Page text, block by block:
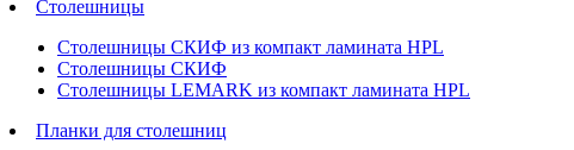
Столешницы
Столешницы СКИФ из компакт ламината HPL
Столешницы СКИФ
Столешницы LEMARK из компакт ламината HPL
Планки для столешниц